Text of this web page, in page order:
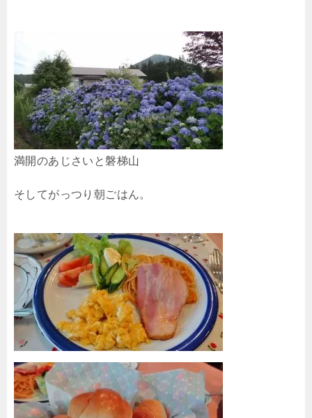
満開のあじさいと磐梯山
そしてがっつり朝ごはん。